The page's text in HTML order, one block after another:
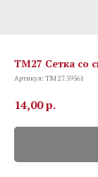
TM27 Сетка со
Артикул:TM 27.59561
14,00р.